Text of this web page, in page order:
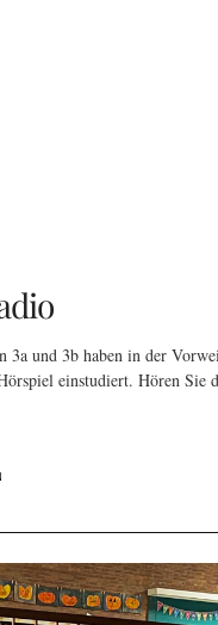
3a und 3b haben in der
einstudiert. Hören Sie